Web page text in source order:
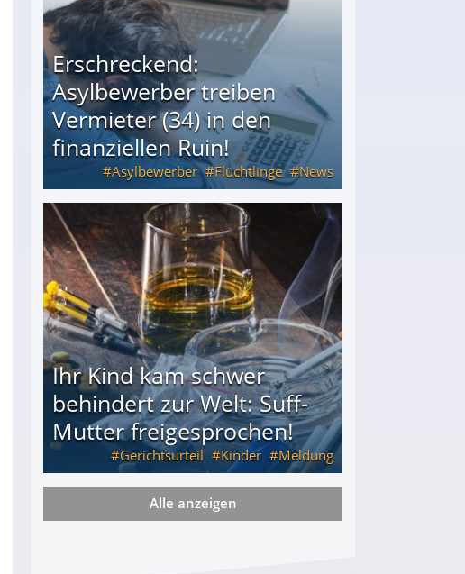
Erschreckend:
Asylbewerber treiben
Vermieter (34) in den
finanziellen Ruin!
Asylbewerber Flüchtlinge News
(34) in den finanziellen Ruin!
Ihr Kind kam schwer
behindert zur Welt: Suff-
Mutter freigesprochen!
Gerichtsurteil Kinder Meldung
Suff-Mutter freigesprochen!
Alle anzeigen